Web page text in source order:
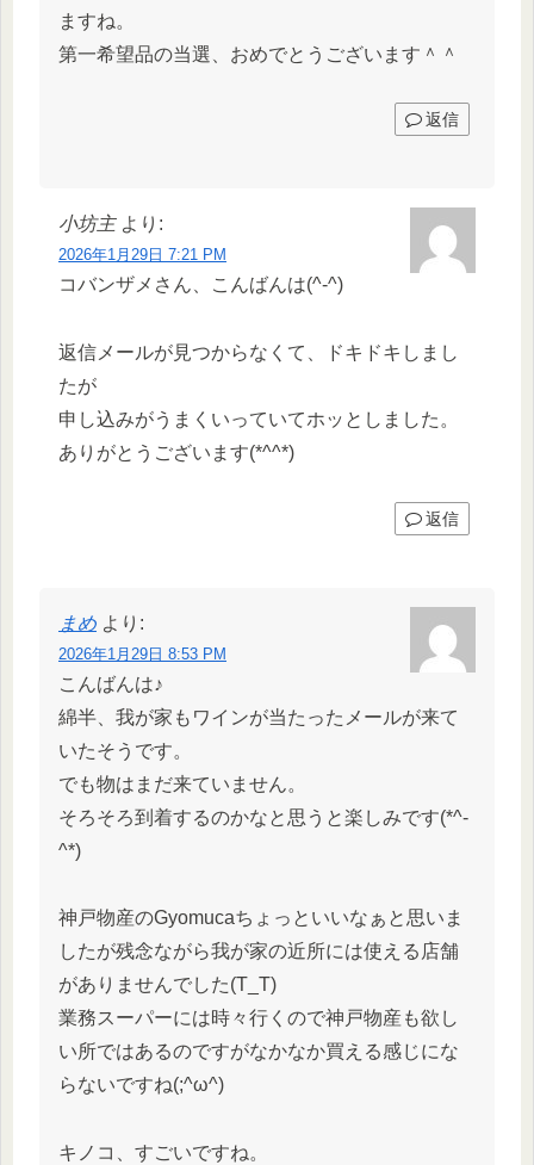
ますね。
第一希望品の当選、おめでとうございます＾＾
返信
小坊主 より:
2026年1月29日 7:21 PM
コバンザメさん、こんばんは(^-^)
返信メールが見つからなくて、ドキドキしまし
たが
申し込みがうまくいっていてホッとしました。
ありがとうございます(*^^*)
返信
まめ より:
2026年1月29日 8:53 PM
こんばんは♪
綿半、我が家もワインが当たったメールが来て
いたそうです。
でも物はまだ来ていません。
そろそろ到着するのかなと思うと楽しみです(*^-
^*)
神戸物産のGyomucaちょっといいなぁと思いま
したが残念ながら我が家の近所には使える店舗
がありませんでした(T_T)
業務スーパーには時々行くので神戸物産も欲し
い所ではあるのですがなかなか買える感じにな
らないですね(;^ω^)
キノコ、すごいですね。